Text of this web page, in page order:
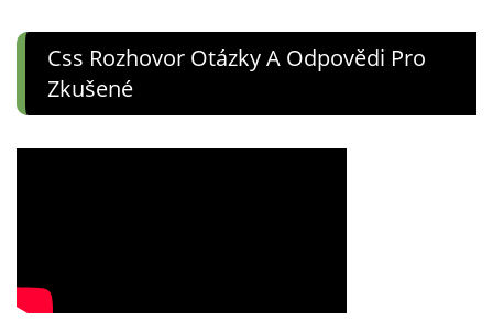
Css Rozhovor Otázky A Odpovědi Pro
Zkušené